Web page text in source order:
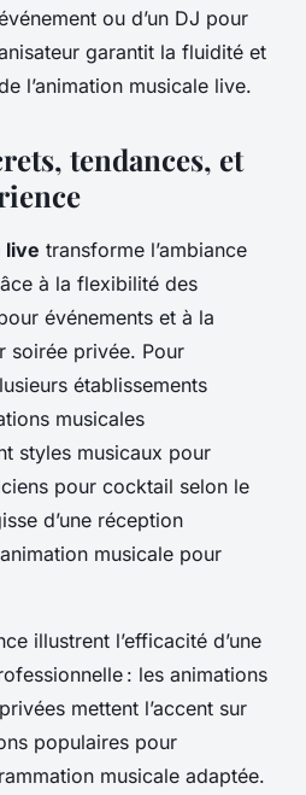
ou d’un DJ pour
garantit la fluidité et
l’animation musicale live.
tendances, et
live transforme l’ambiance
à la flexibilité des
événements et à la
soirée privée. Pour
établissements
musicales
styles musicaux pour
pour cocktail selon le
d’une réception
musicale pour
illustrent l’efficacité d’une
: les animations
mettent l’accent sur
populaires pour
musicale adaptée.